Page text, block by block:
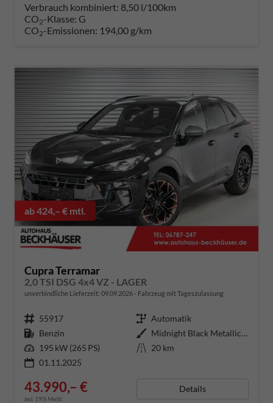
Verbrauch kombiniert: 8,50 l/100km
CO2-Klasse: G
CO2-Emissionen: 194,00 g/km
ab 424,– € mtl.
Cupra Terramar
2,0 TSI DSG 4x4 VZ - LAGER
unverbindliche Lieferzeit: 09.09.2026 Fahrzeug mit Tageszulassung
Fahrzeugnummer 55917 Getriebe Automatik
Kraftstoff Benzin Außenfarbe
Midnight Black Metallic (0E)
Leistung 195 kW (265 PS) Kilometerstand 20 km
01.11.2025
43.990,– €
incl. 19% MwSt.
Details